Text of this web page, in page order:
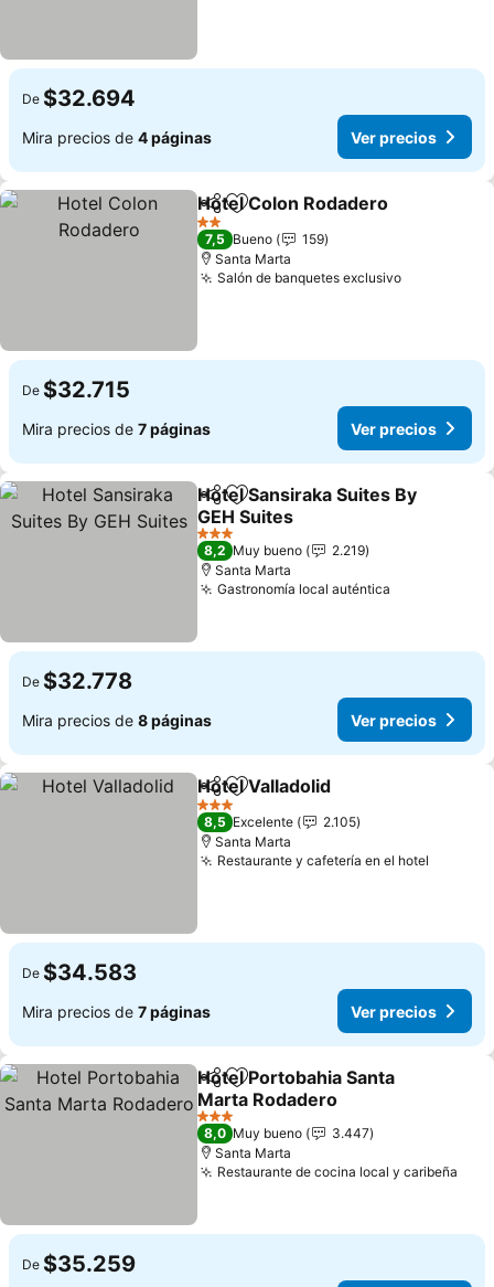
De $32.694
Mira precios de 4 páginas Ver precios
CompartirAgregar a favoritos
Hotel Colon Rodadero
2 Estrellas
7,5 Bueno
159
Santa Marta
Salón de banquetes exclusivo
De $32.715
Mira precios de 7 páginas Ver precios
CompartirAgregar a favoritos
Hotel Sansiraka Suites By
GEH Suites
3 Estrellas
8,2 Muy bueno
2.219
Santa Marta
Gastronomía local auténtica
De $32.778
Mira precios de 8 páginas Ver precios
CompartirAgregar a favoritos
Hotel Valladolid
3 Estrellas
8,5 Excelente
2.105
Santa Marta
Restaurante y cafetería en el hotel
De $34.583
Mira precios de 7 páginas Ver precios
CompartirAgregar a favoritos
Hotel Portobahia Santa
Marta Rodadero
3 Estrellas
8,0 Muy bueno
3.447
Santa Marta
Restaurante de cocina local y caribeña
De $35.259